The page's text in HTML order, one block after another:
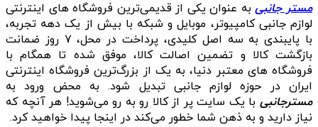
مستر جانبیبه عنوان یکی از قدیمی‌ترین فروشگاه های اینترنتی
لوازم جانبی کامپیوتر، موبایل و شبکه با بیش از یک دهه تجربه،
با پایبندی به سه اصل کلیدی، پرداخت در محل، ۷ روز ضمانت
بازگشت کالا و تضمین اصالت کالا، موفق شده تا همگام با
فروشگاه‌ های معتبر دنیا، به یک از بزرگ‌ترین فروشگاه اینترنتی
ایران در حوزه لوازم جانبی تبدیل شود. به محض ورود به
مسترجانبی با یک سایت پر از کالا رو به رو می‌شوید! هر آنچه که
نیاز دارید و به ذهن شما خطور می‌کند در اینجا پیدا خواهید کرد.